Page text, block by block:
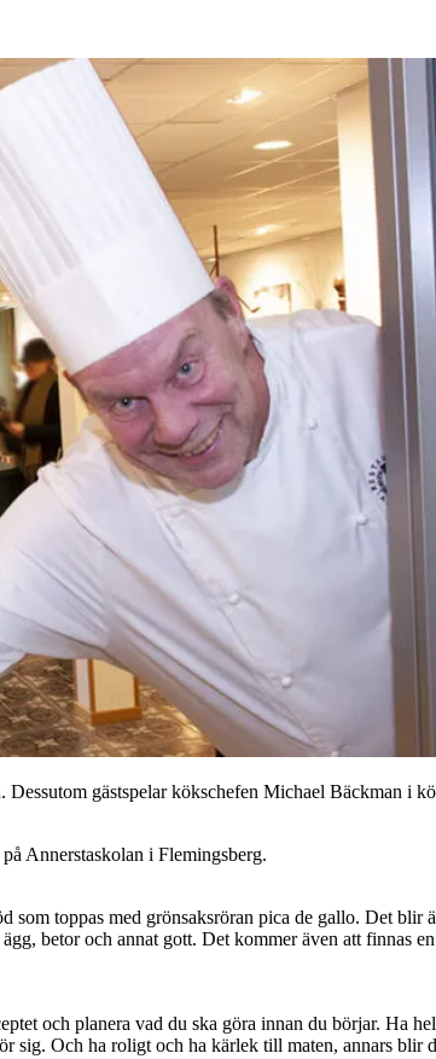
gästspelar kökschefen Michael Bäckman i
Annerstaskolan i Flemingsberg.
toppas med grönsaksröran pica de gallo. Det blir
betor och annat gott. Det kommer även att finnas
och planera vad du ska göra innan du börjar. Ha
sig. Och ha roligt och ha kärlek till maten, annars blir